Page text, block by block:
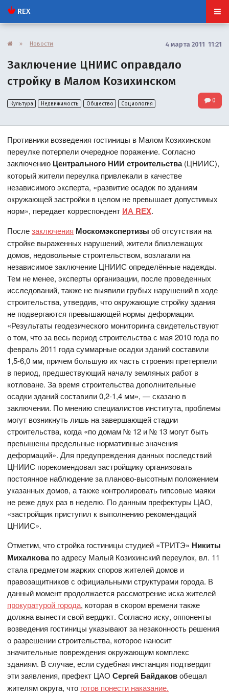
REX
» Новости 4 марта 2011 11:21
Заключение ЦНИИС оправдало
стройку в Малом Козихинском
Культура Недвижимость Общество Социология 0
Противники возведения гостиницы в Малом Козихинском
переулке потерпели очередное поражение. Согласно
заключению Центрального НИИ строительства(ЦНИИС),
который жители переулка привлекали в качестве
независимого эксперта, «развитие осадок по зданиям
окружающей застройки в целом не превышает допустимых
норм», передает корреспондент ИА REX.
Послезаключения Москомэкспертизыоб отсутствии на
стройке выраженных нарушений, жители близлежащих
домов, недовольные строительством, возлагали на
независимое заключение ЦНИИС определённые надежды.
Тем не менее, эксперты организации, после проведенных
исследований, также не выявили грубых нарушений в ходе
строительства, утвердив, что окружающие стройку здания
не подвергаются превышающей нормы деформации.
«Результаты геодезического мониторинга свидетельствуют
о том, что за весь период строительства с мая 2010 года по
февраль 2011 года суммарные осадки зданий составили
1,5-6,0 мм, причем большую их часть строения претерпели
в период, предшествующий началу земляных работ в
котловане. За время строительства дополнительные
осадки зданий составили 0,2-1,4 мм», — сказано в
заключении. По мнению специалистов института, проблемы
могут возникнуть лишь на завершающей стадии
строительства, когда «по домам № 12 и № 13 могут быть
превышены предельные нормативные значения
деформаций». Для предупреждения данных последствий
ЦНИИС порекомендовал застройщику организовать
постоянное наблюдение за планово-высотным положением
указанных домов, а также контролировать гипсовые маяки
не реже двух раз в неделю. По данным префектуры ЦАО,
«застройщик приступил к выполнению рекомендаций
ЦНИИС».
Отметим, что стройка гостиницы студией «ТРИТЭ» Никиты
Михалковапо адресу Малый Козихинский переулок, вл. 11
стала предметом жарких споров жителей домов и
правозащитников с официальными структурами города. В
данный момент продолжается рассмотрение иска жителей
прокуратурой города, которая в скором времени также
должна вынести свой вердикт. Согласно иску, оппоненты
возведения гостиницы указывают за незаконность решения
о разрешении строительства, которое наносит
значительные повреждения окружающим комплекс
зданиям. В случае, если судебная инстанция подтвердит
эти заявления, префект ЦАОСергей Байдаковобещал
жителям округа, что готов понести наказание.